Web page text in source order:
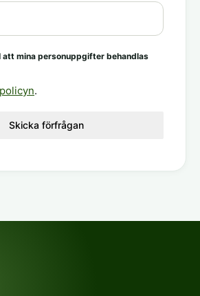
mina personuppgifter behandlas
.
Skicka förfrågan